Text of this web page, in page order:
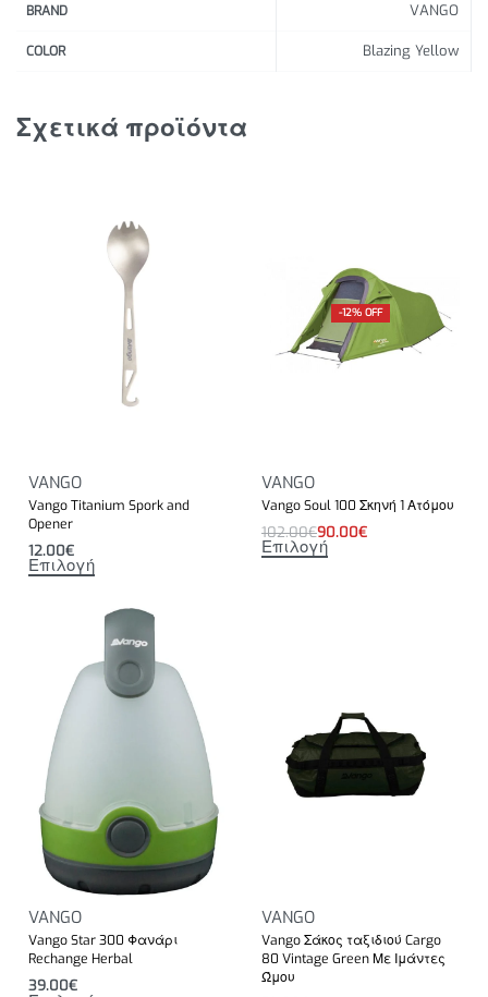
BRAND VANGO
COLOR Blazing Yellow
Σχετικά προϊόντα
VANGO
Vango Titanium Spork and
Opener
12.00€
Επιλογή
-12% OFF
VANGO
Vango Soul 100 Σκηνή 1 Ατόμου
102.00€90.00€
Επιλογή
VANGO
Vango Star 300 Φανάρι
Rechange Herbal
39.00€
VANGO
Vango Σάκος ταξιδιού Cargo
80 Vintage Green Με Ιμάντες
Ώμου